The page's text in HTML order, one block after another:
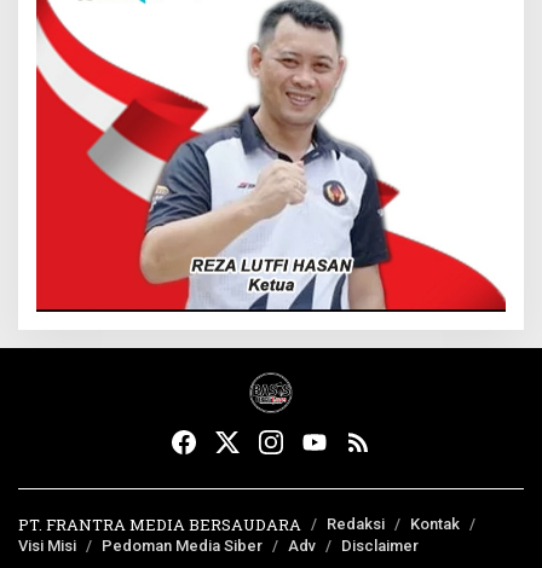
PT. FRANTRA MEDIA BERSAUDARA Redaksi
Kontak
Visi Misi
Pedoman Media Siber Adv Disclaimer